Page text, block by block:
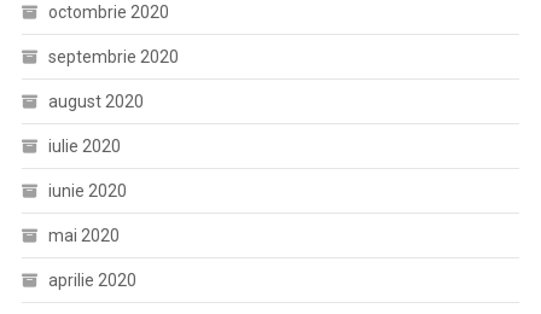
octombrie 2020
septembrie 2020
august 2020
iulie 2020
iunie 2020
mai 2020
aprilie 2020